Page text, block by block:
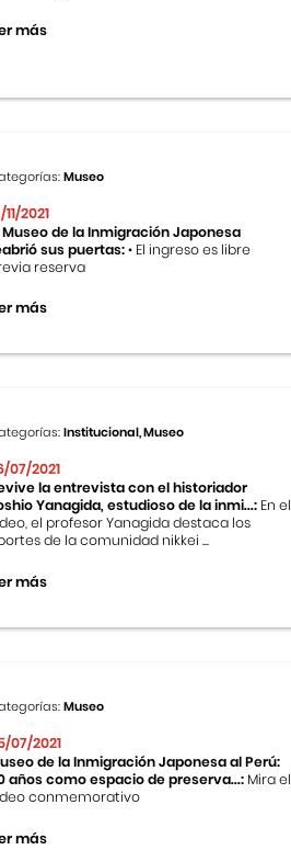
más
Museo
11/2021
Museo de la Inmigración Japonesa
sus puertas:• El ingreso es libre
reserva
más
Institucional, Museo
07/2021
la entrevista con el historiador
Yanagida, estudioso de la inmi...: En el
el profesor Yanagida destaca los
de la comunidad nikkei ...
más
Museo
07/2021
de la Inmigración Japonesa al Perú:
años como espacio de preserva...: Mira el
conmemorativo
más